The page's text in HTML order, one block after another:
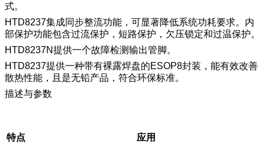
式。
HTD8237集成同步整流功能，可显著降低系统功耗要求。内
部保护功能包含过流保护，短路保护，欠压锁定和过温保护。
HTD8237N提供一个故障检测输出管脚。
HTD8237提供一种带有裸露焊盘的ESOP8封装，能有效改善
散热性能，且是无铅产品，符合环保标准。
描述与参数
特点 应用